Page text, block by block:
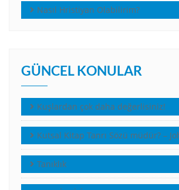
Nasıl Hristiyan Olabilirim?
GÜNCEL KONULAR
Kuşlardan çok daha değerlisiniz!
Kutsal Kitap Tanrı Sözü müdür? –
Tanıklık